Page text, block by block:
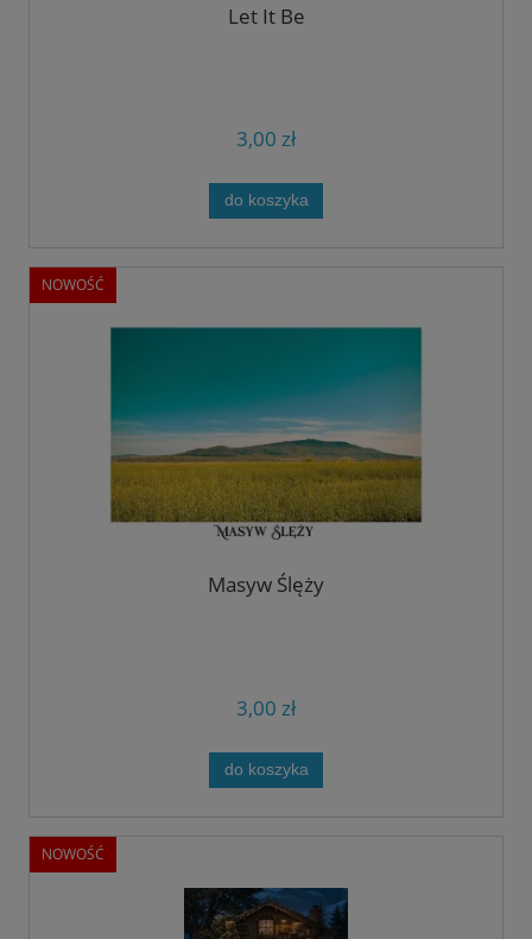
Let It Be
3,00 zł
do koszyka
Masyw Ślęży
3,00 zł
do koszyka
NOWOŚĆ
NOWOŚĆ